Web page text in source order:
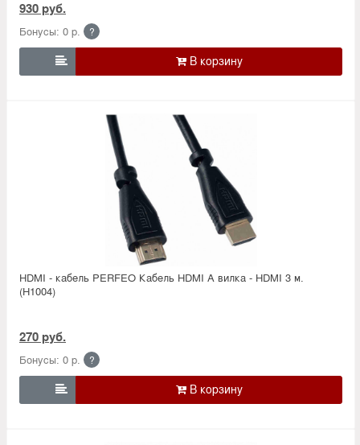
930 руб.
Бонусы: 0 р. ?

HDMI - кабель PERFEO Кабель HDMI A вилка - HDMI 3 м.
(H1004)
270 руб.
Бонусы: 0 р. ?
